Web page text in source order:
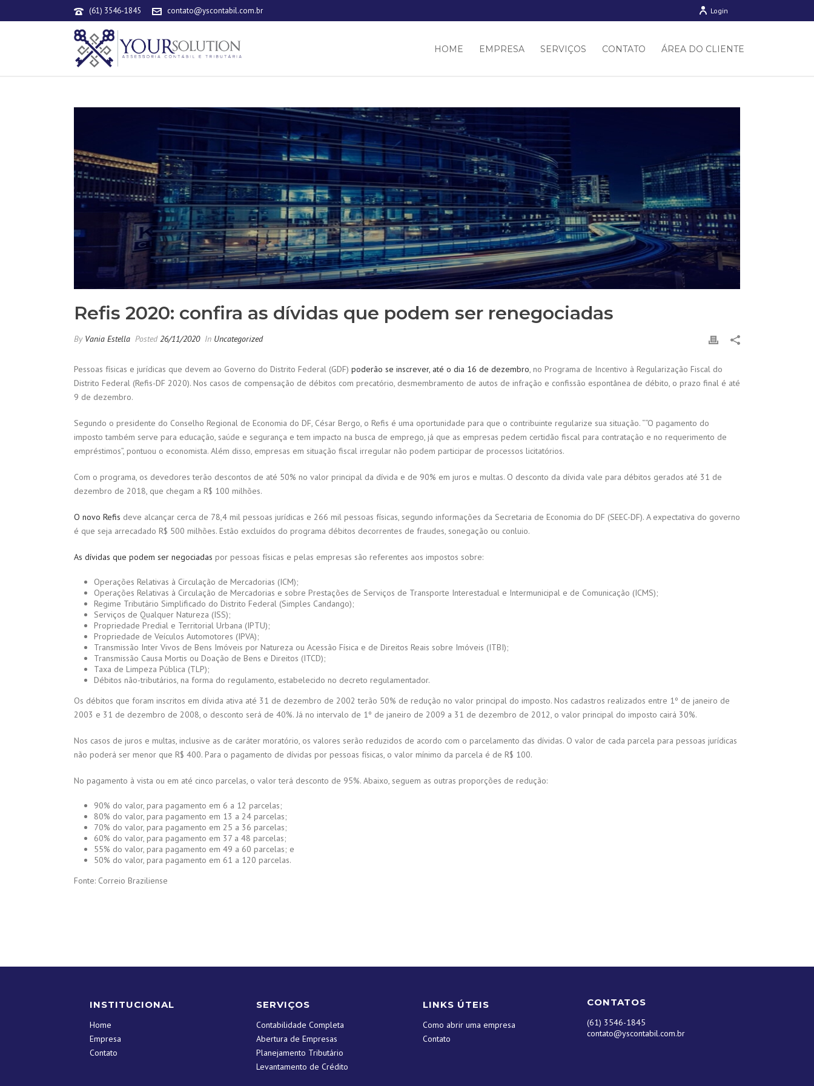
(61) 3546-1845 contato@yscontabil.com.br Login
HOME EMPRESA SERVIÇOS CONTATO ÁREA DO CLIENTE
Refis 2020: confira as dívidas que podem ser renegociadas
By Vania Estella Posted26/11/2020 In Uncategorized
Pessoas físicas e jurídicas que devem ao Governo do Distrito Federal (GDF) poderão se inscrever, até o dia 16 de dezembro, no Programa de Incentivo à Regularização Fiscal do
Distrito Federal (Refis-DF 2020). Nos casos de compensação de débitos com precatório, desmembramento de autos de infração e confissão espontânea de débito, o prazo final é até
9 de dezembro.
Segundo o presidente do Conselho Regional de Economia do DF, César Bergo, o Refis é uma oportunidade para que o contribuinte regularize sua situação. ““O pagamento do
imposto também serve para educação, saúde e segurança e tem impacto na busca de emprego, já que as empresas pedem certidão fiscal para contratação e no requerimento de
empréstimos”, pontuou o economista. Além disso, empresas em situação fiscal irregular não podem participar de processos licitatórios.
Com o programa, os devedores terão descontos de até 50% no valor principal da dívida e de 90% em juros e multas. O desconto da dívida vale para débitos gerados até 31 de
dezembro de 2018, que chegam a R$ 100 milhões.
O novo Refis deve alcançar cerca de 78,4 mil pessoas jurídicas e 266 mil pessoas físicas, segundo informações da Secretaria de Economia do DF (SEEC-DF). A expectativa do governo
é que seja arrecadado R$ 500 milhões. Estão excluídos do programa débitos decorrentes de fraudes, sonegação ou conluio.
As dívidas que podem ser negociadas por pessoas físicas e pelas empresas são referentes aos impostos sobre:
Operações Relativas à Circulação de Mercadorias (ICM);
Operações Relativas à Circulação de Mercadorias e sobre Prestações de Serviços de Transporte Interestadual e Intermunicipal e de Comunicação (ICMS);
Regime Tributário Simplificado do Distrito Federal (Simples Candango);
Serviços de Qualquer Natureza (ISS);
Propriedade Predial e Territorial Urbana (IPTU);
Propriedade de Veículos Automotores (IPVA);
Transmissão Inter Vivos de Bens Imóveis por Natureza ou Acessão Física e de Direitos Reais sobre Imóveis (ITBI);
Transmissão Causa Mortis ou Doação de Bens e Direitos (ITCD);
Taxa de Limpeza Pública (TLP);
Débitos não-tributários, na forma do regulamento, estabelecido no decreto regulamentador.
Os débitos que foram inscritos em dívida ativa até 31 de dezembro de 2002 terão 50% de redução no valor principal do imposto. Nos cadastros realizados entre 1º de janeiro de
2003 e 31 de dezembro de 2008, o desconto será de 40%. Já no intervalo de 1º de janeiro de 2009 a 31 de dezembro de 2012, o valor principal do imposto cairá 30%.
Nos casos de juros e multas, inclusive as de caráter moratório, os valores serão reduzidos de acordo com o parcelamento das dívidas. O valor de cada parcela para pessoas jurídicas
não poderá ser menor que R$ 400. Para o pagamento de dívidas por pessoas físicas, o valor mínimo da parcela é de R$ 100.
No pagamento à vista ou em até cinco parcelas, o valor terá desconto de 95%. Abaixo, seguem as outras proporções de redução:
90% do valor, para pagamento em 6 a 12 parcelas;
80% do valor, para pagamento em 13 a 24 parcelas;
70% do valor, para pagamento em 25 a 36 parcelas;
60% do valor, para pagamento em 37 a 48 parcelas;
55% do valor, para pagamento em 49 a 60 parcelas; e
50% do valor, para pagamento em 61 a 120 parcelas.
Fonte: Correio Braziliense
INSTITUCIONAL
Home
Empresa
Contato
SERVIÇOS
Contabilidade Completa
Abertura de Empresas
Planejamento Tributário
Levantamento de Crédito
LINKS ÚTEIS
Como abrir uma empresa
Contato
CONTATOS
(61) 3546-1845
contato@yscontabil.com.br